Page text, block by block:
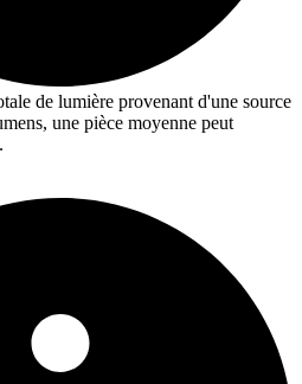
de lumière provenant d'une source
une pièce moyenne peut